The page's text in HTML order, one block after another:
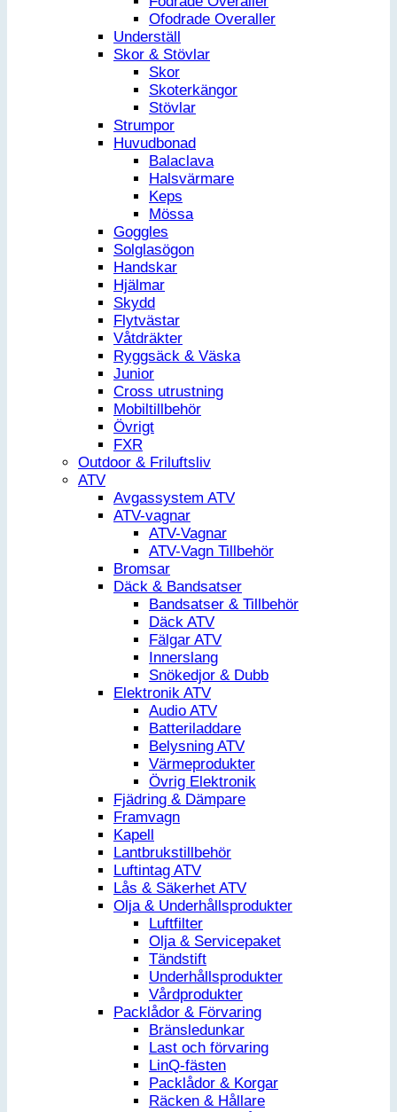
Ofodrade Overaller
Underställ
Skor & Stövlar
Skor
Skoterkängor
Stövlar
Strumpor
Huvudbonad
Balaclava
Halsvärmare
Keps
Mössa
Goggles
Solglasögon
Handskar
Hjälmar
Skydd
Flytvästar
Våtdräkter
Ryggsäck & Väska
Junior
Cross utrustning
Mobiltillbehör
Övrigt
FXR
Outdoor & Friluftsliv
ATV
Avgassystem ATV
ATV-vagnar
ATV-Vagnar
ATV-Vagn Tillbehör
Bromsar
Däck & Bandsatser
Bandsatser & Tillbehör
Däck ATV
Fälgar ATV
Innerslang
Snökedjor & Dubb
Elektronik ATV
Audio ATV
Batteriladdare
Belysning ATV
Värmeprodukter
Övrig Elektronik
Fjädring & Dämpare
Framvagn
Kapell
Lantbrukstillbehör
Luftintag ATV
Lås & Säkerhet ATV
Olja & Underhållsprodukter
Luftfilter
Olja & Servicepaket
Tändstift
Underhållsprodukter
Vårdprodukter
Packlådor & Förvaring
Bränsledunkar
Last och förvaring
LinQ-fästen
Packlådor & Korgar
Räcken & Hållare